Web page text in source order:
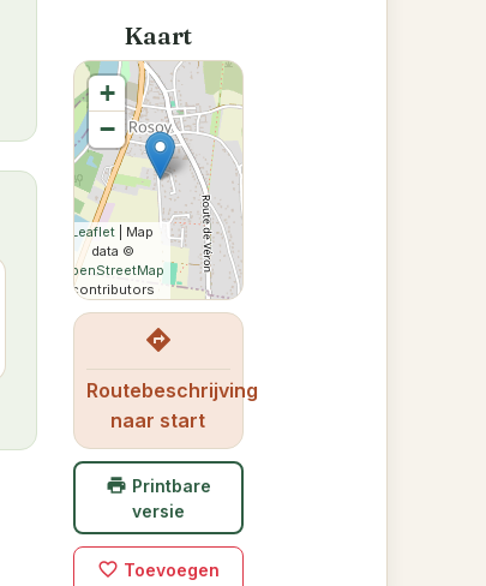
Kaart
+
−
Leaflet | Map
data ©
OpenStreetMap
contributors
directions
Routebeschrijving
naar start
print Printbare
versie
favorite_border Toevoegen